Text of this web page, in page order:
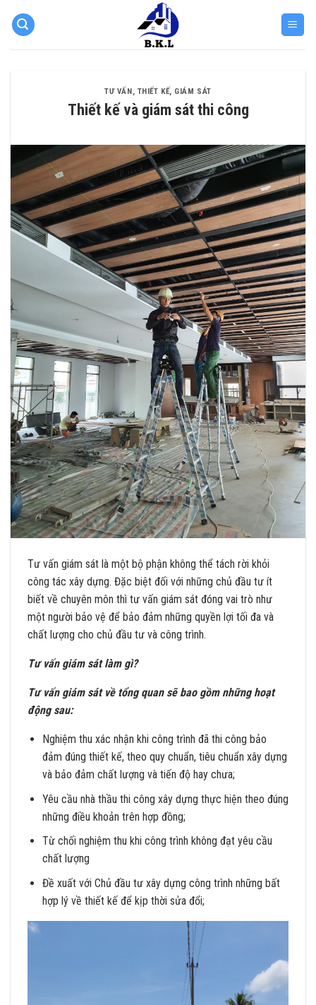
TƯ VẤN, THIẾT KẾ, GIÁM SÁT
Thiết kế và giám sát thi công
Tư vấn giám sát là một bộ phận không thể tách rời khỏi
công tác xây dựng. Đặc biệt đối với những chủ đầu tư ít
biết về chuyên môn thì tư vấn giám sát đóng vai trò như
một người bảo vệ để bảo đảm những quyền lợi tối đa và
chất lượng cho chủ đầu tư và công trình.
Tư vấn giám sát làm gì?
Tư vấn giám sát về tổng quan sẽ bao gồm những hoạt
động sau:
Nghiệm thu xác nhận khi công trình đã thi công bảo
đảm đúng thiết kế, theo quy chuẩn, tiêu chuẩn xây dựng
và bảo đảm chất lượng và tiến độ hay chưa;
Yêu cầu nhà thầu thi công xây dựng thực hiện theo đúng
những điều khoản trên hợp đồng;
Từ chối nghiệm thu khi công trình không đạt yêu cầu
chất lượng
Đề xuất với Chủ đầu tư xây dựng công trình những bất
hợp lý về thiết kế để kịp thời sửa đổi;